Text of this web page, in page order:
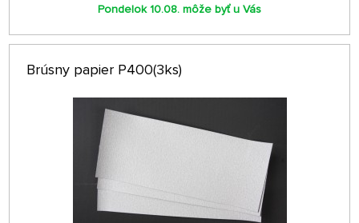
Pondelok 10.08. môže byť u Vás
Brúsny papier P400(3ks)